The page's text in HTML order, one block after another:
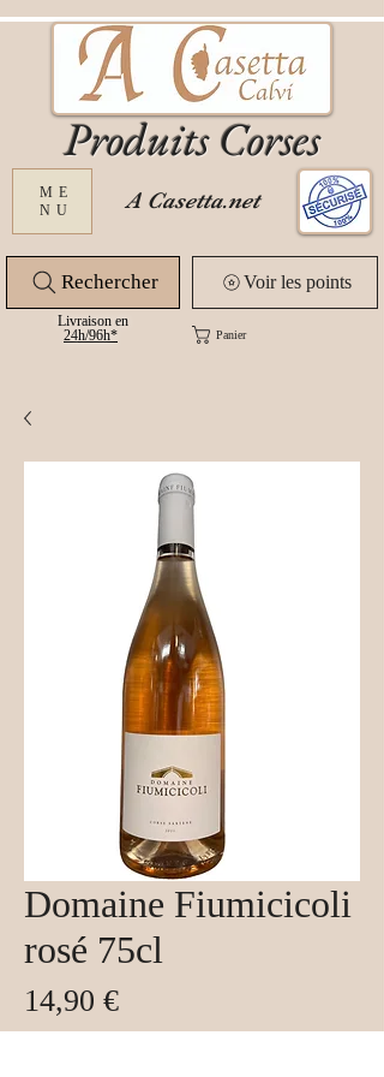
ME
NU
Produits Corses
Livraison en
24h/96h* Panier
Voir les points
A Casetta.net
Rechercher
Domaine Fiumicicoli
rosé 75cl
14,90 €Prix